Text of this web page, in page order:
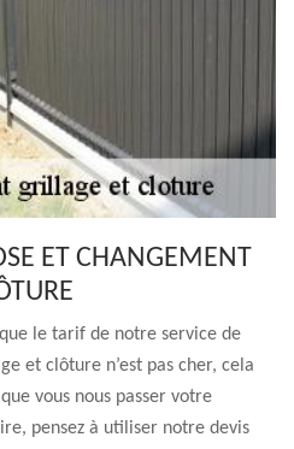
ET CHANGEMENT
le tarif de notre service de
et clôture n’est pas cher, cela
vous nous passer votre
pensez à utiliser notre devis